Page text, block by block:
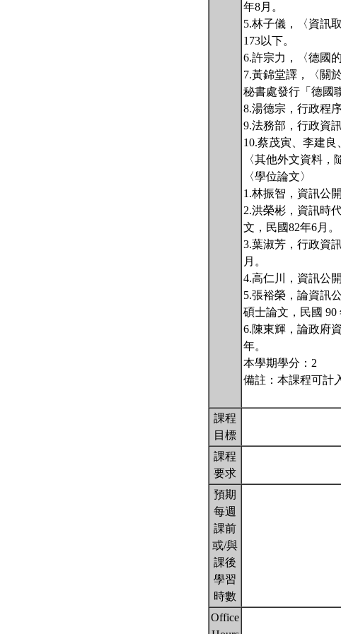
年8月。
5.林子儀，〈資訊
173以下。
6.許宗力，〈德國
7.黃錦堂譯，〈關
秘書處發行「德國
8.湯德宗，行政程
9.法務部，行政資
10.蔡茂寅、李建良
〈其他外文資料，
〈學位論文〉
1.林振智，資訊公
2.洪榮彬，資訊時
文，民國82年6月。
3.葉淑芳，行政資
月。
4.高仁川，資訊公
5.張裕榮，論資訊
碩士論文，民國 90
6.陳東輝，論政府
年。
本學期學分：2
備註：本課程可計
課程
目標
課程
要求
預期
每週
課前
或/與
課後
學習
時數
Office